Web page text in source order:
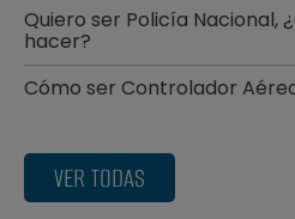
Quiero ser Policía Nacional,
hacer?
Cómo ser Controlador
VER TODAS